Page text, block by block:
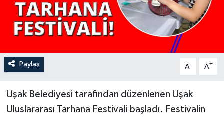
Paylaş A- A+
Uşak Belediyesi tarafından düzenlenen Uşak
Uluslararası Tarhana Festivali başladı. Festivalin